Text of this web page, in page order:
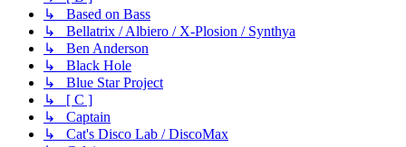
↳ Based on Bass
↳ Bellatrix / Albiero / X-Plosion / Synthya
↳ Ben Anderson
↳ Black Hole
↳ Blue Star Project
↳ [ C ]
↳ Captain
↳ Cat's Disco Lab / DiscoMax